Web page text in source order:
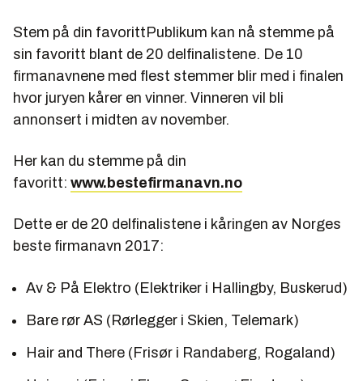
Stem på din favorittPublikum kan nå stemme på
sin favoritt blant de 20 delfinalistene. De 10
firmanavnene med flest stemmer blir med i finalen
hvor juryen kårer en vinner. Vinneren vil bli
annonsert i midten av november.
Her kan du stemme på din
favoritt: www.bestefirmanavn.no
Dette er de 20 delfinalistene i kåringen av Norges
beste firmanavn 2017:
Av & På Elektro (Elektriker i Hallingby, Buskerud)
Bare rør AS (Rørlegger i Skien, Telemark)
Hair and There (Frisør i Randaberg, Rogaland)